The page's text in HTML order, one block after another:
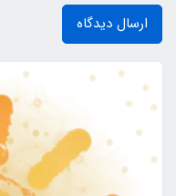
ارسال دیدگاه